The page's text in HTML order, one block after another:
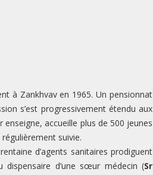
à Zankhvav en 1965. Un pensionnat
s’est progressivement étendu aux
enseigne, accueille plus de 500 jeunes
suivie.
d’agents sanitaires prodiguent
dispensaire d’une sœur médecin (Sr